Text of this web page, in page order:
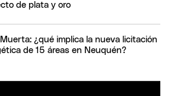
de plata y oro
¿qué implica la nueva licitación
de 15 áreas en Neuquén?